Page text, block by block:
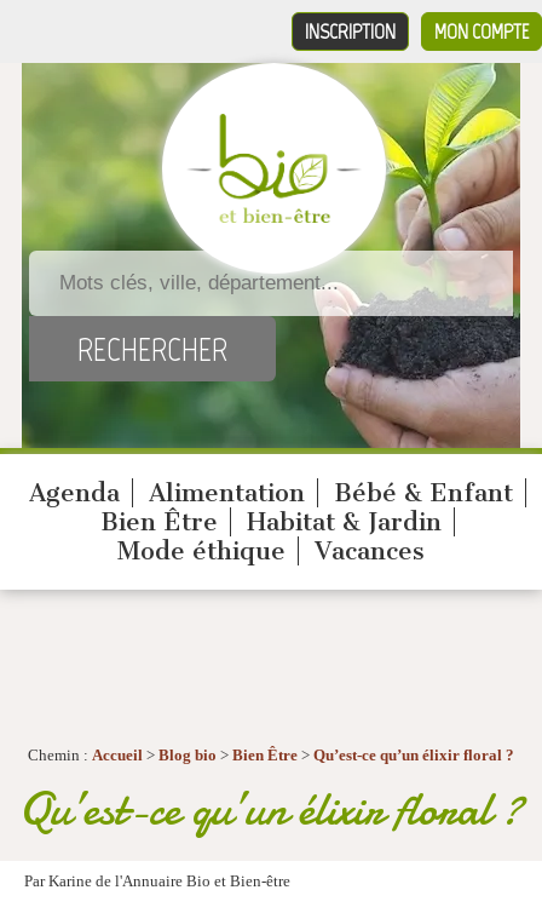
MON COMPTE
INSCRIPTION
Agenda Alimentation
Bébé & Enfant
Bien Être
Habitat & Jardin
Mode éthique
Vacances
Chemin : Accueil > Blog bio > Bien Être > Qu’est-ce qu’un élixir floral ?
Qu’est-ce qu’un élixir floral ?
ParKarine de l'Annuaire Bio et Bien-être